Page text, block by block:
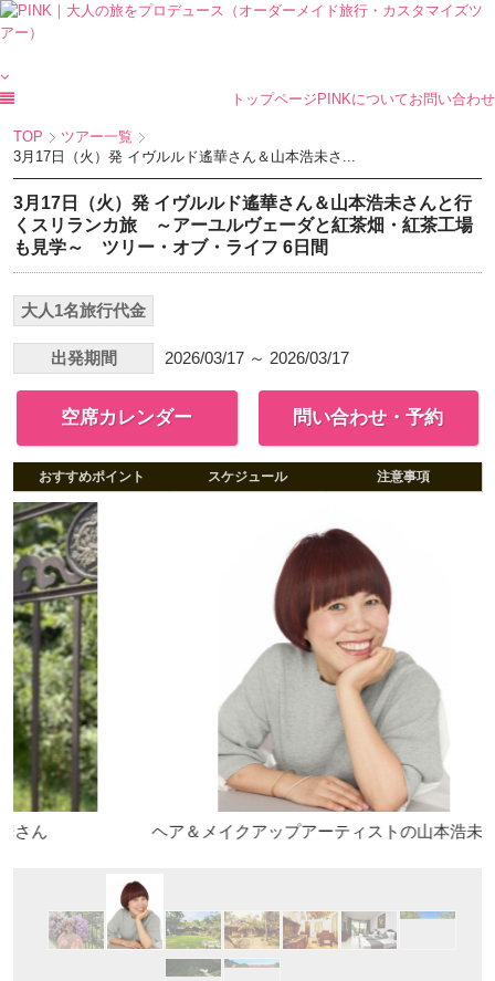
トップページ PINKについてお問い合わせ
TOP
ツアー一覧
3月17日（火）発 イヴルルド遙華さん＆山本浩未さ...
3月17日（火）発 イヴルルド遙華さん＆山本浩未さんと行
くスリランカ旅 ～アーユルヴェーダと紅茶畑・紅茶工場
も見学～ ツリー・オブ・ライフ 6日間
大人1名旅行代金
出発期間 2026/03/17 ～ 2026/03/17
空席カレンダー 問い合わせ・予約
おすすめポイント スケジュール 注意事項
ヘア＆メイクアップアーティストの山本浩未さん